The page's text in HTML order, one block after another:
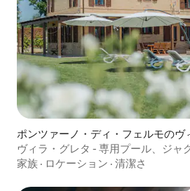
ポンツァーノ・ディ・フェルモのヴ
ヴィラ・グレタ - 専用プール、ジャ
家族 · ロケーション · 清潔さ